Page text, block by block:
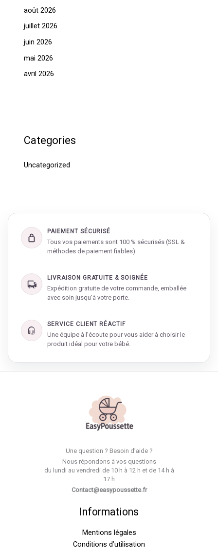
août 2026
juillet 2026
juin 2026
mai 2026
avril 2026
Categories
Uncategorized
PAIEMENT SÉCURISÉ
Tous vos paiements sont 100 % sécurisés (SSL &
méthodes de paiement fiables).
LIVRAISON GRATUITE & SOIGNÉE
Expédition gratuite de votre commande, emballée
avec soin jusqu’à votre porte.
SERVICE CLIENT RÉACTIF
Une équipe à l’écoute pour vous aider à choisir le
produit idéal pour votre bébé.
Une question ? Besoin d’aide ?
Nous répondons à vos questions
du lundi au vendredi de 10 h à 12 h et de 14 h à
17 h
Contact@easypoussette.fr
Informations
Mentions légales
Conditions d’utilisation